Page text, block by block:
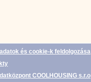
és cookie-k feldolgozása
COOLHOUSING s.r.o